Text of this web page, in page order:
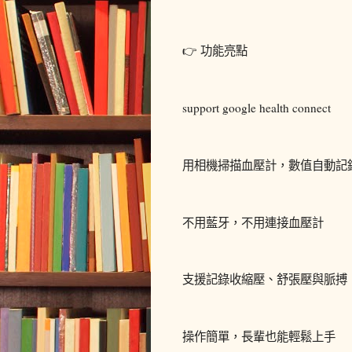
👉 功能亮點
support google health connect
用相機掃描血壓計，數值自動記
不用藍牙，不用連接血壓計
支援記錄收縮壓、舒張壓與脈搏
操作簡單，長輩也能輕鬆上手